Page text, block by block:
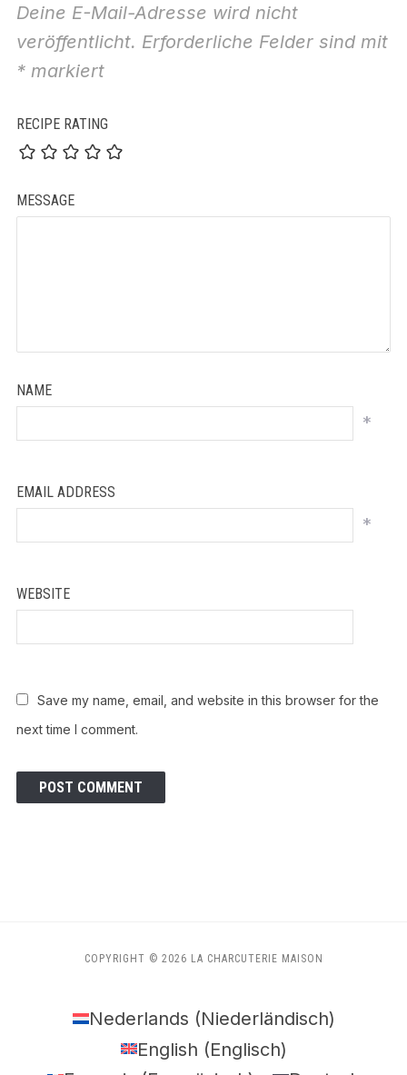
Deine E-Mail-Adresse wird nicht
veröffentlicht. Erforderliche Felder sind mit
*markiert
RECIPE RATING
MESSAGE
NAME
*
EMAIL ADDRESS
*
WEBSITE
Save my name, email, and website in this browser for the
next time I comment.
COPYRIGHT © 2026 LA CHARCUTERIE MAISON
Nederlands (Niederländisch)
English (Englisch)